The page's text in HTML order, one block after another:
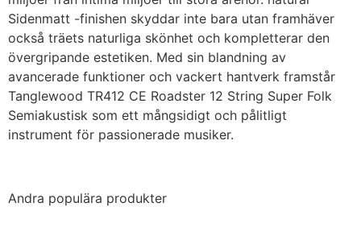
Sidenmatt -finishen skyddar inte bara utan framhäver
också träets naturliga skönhet och kompletterar den
övergripande estetiken. Med sin blandning av
avancerade funktioner och vackert hantverk framstår
Tanglewood TR412 CE Roadster 12 String Super Folk
Semiakustisk som ett mångsidigt och pålitligt
instrument för passionerade musiker.
Andra populära produkter